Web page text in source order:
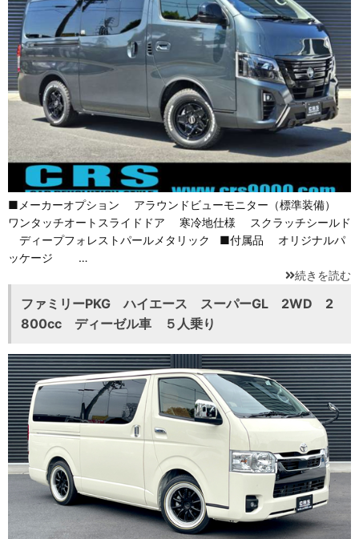
■メーカーオプション アラウンドビューモニター（標準装備）
ワンタッチオートスライドドア 寒冷地仕様 スクラッチシールド
ディープフォレストパールメタリック ■付属品 オリジナルパ
ッケージ …
続きを読む
ファミリーPKG ハイエース スーパーGL 2WD 2
800cc ディーゼル車 ５人乗り